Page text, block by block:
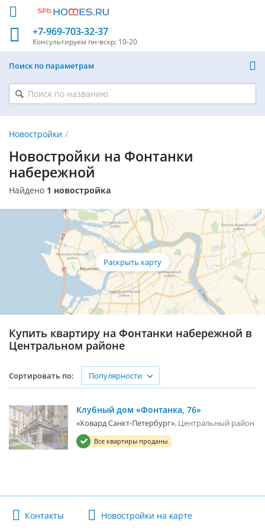
+7-969-703-32-37
Консультируем пн-вскр: 10-20
Поиск по параметрам
Новостройки
Новостройки на Фонтанки
набережной
Найдено 1 новостройка
Купить квартиру на Фонтанки набережной в
Центральном районе
Сортировать по: Популярности
Клубный дом «Фонтанка, 76»
«Ховард Санкт-Петербург» Центральный район
Все квартиры проданы
Контакты Новостройки на карте